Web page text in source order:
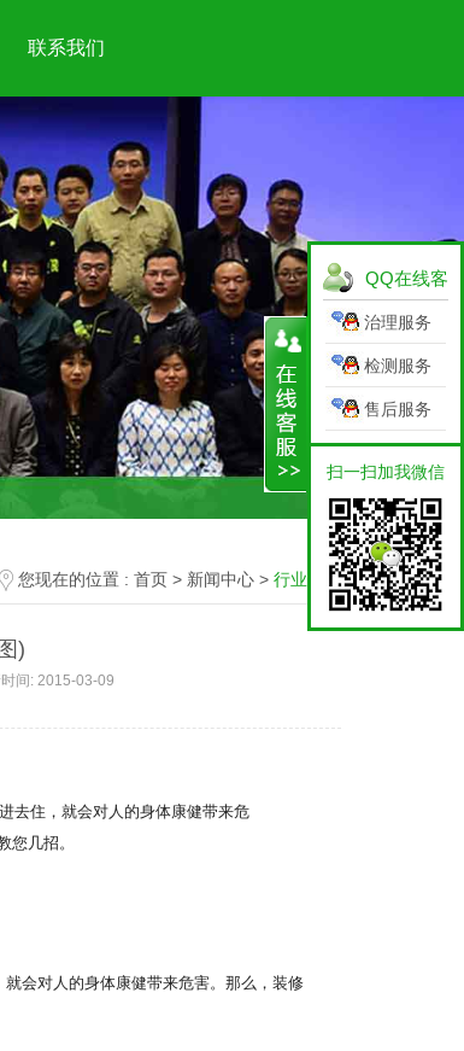
联系我们
您现在的位置 : 首页 > 新闻中心 > 行业动态
)
时间:2015-03-09
会对人的身体康健带来危害。那么，装修
QQ在线客
服
治理服务
检测服务
售后服务
扫一扫加我微信